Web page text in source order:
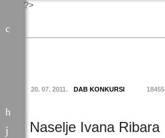
?>
20. 07. 2011. DAB KONKURSI 18455
Naselje Ivana Ribara